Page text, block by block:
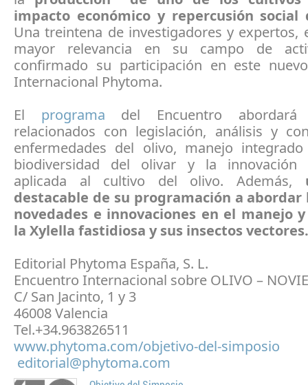
impacto económico y repercusión social
Una treintena de investigadores y expertos,
mayor relevancia en su campo de
confirmado su participación en este
Internacional Phytoma.
El programa del Encuentro abordará
relacionados con legislación, análisis y
enfermedades del olivo, manejo
biodiversidad del olivar y la innovación
aplicada al cultivo del olivo. Además,
destacable de su programación a
novedades e innovaciones en el manejo
la Xylella fastidiosa y sus insectos vectores.
Editorial Phytoma España, S. L.
Encuentro Internacional sobre OLIVO –
C/ San Jacinto, 1 y 3
46008 Valencia
Tel.+34.963826511
www.phytoma.com/objetivo-del-simposio
editorial@phytoma.com